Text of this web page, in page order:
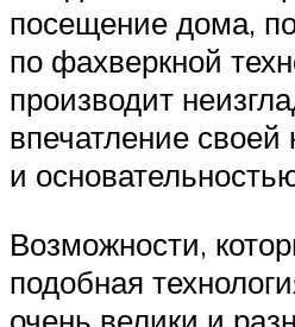
посещение дома,
по фахверкной
производит
впечатление своей
и
Возможности,
подобная